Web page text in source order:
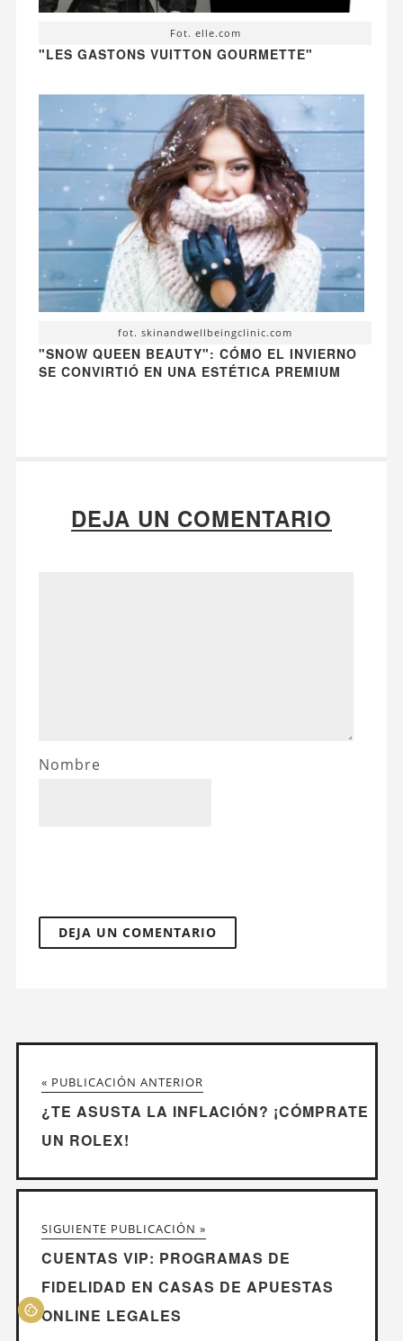
Fot. elle.com
"LES GASTONS VUITTON GOURMETTE"
fot. skinandwellbeingclinic.com
"SNOW QUEEN BEAUTY": CÓMO EL INVIERNO
SE CONVIRTIÓ EN UNA ESTÉTICA PREMIUM
DEJA UN COMENTARIO
Nombre
« PUBLICACIÓN ANTERIOR
¿TE ASUSTA LA INFLACIÓN? ¡CÓMPRATE
UN ROLEX!
SIGUIENTE PUBLICACIÓN »
CUENTAS VIP: PROGRAMAS DE
FIDELIDAD EN CASAS DE APUESTAS
ONLINE LEGALES